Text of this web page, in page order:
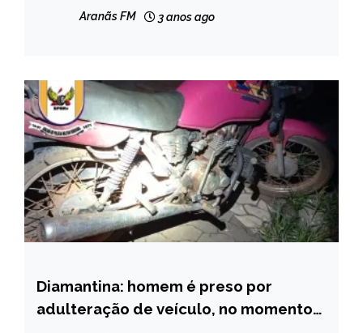
NOTÍCIAS
Aranãs FM 3 anos ago
CAPELINHA
MINAS
Diamantina: homem é preso por
adulteração de veículo, no momento